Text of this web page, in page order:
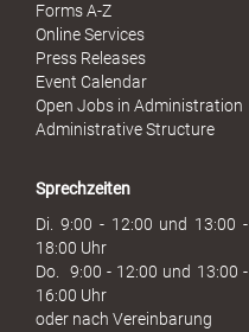
u
h
Forms A-Z
Online Services
Press Releases
Event Calendar
Open Jobs in Administration
Administrative Structure
Sprechzeiten
Di. 9:00 - 12:00 und 13:00 -
18:00 Uhr
Do. 9:00 - 12:00 und 13:00 -
16:00 Uhr
oder nach Vereinbarung